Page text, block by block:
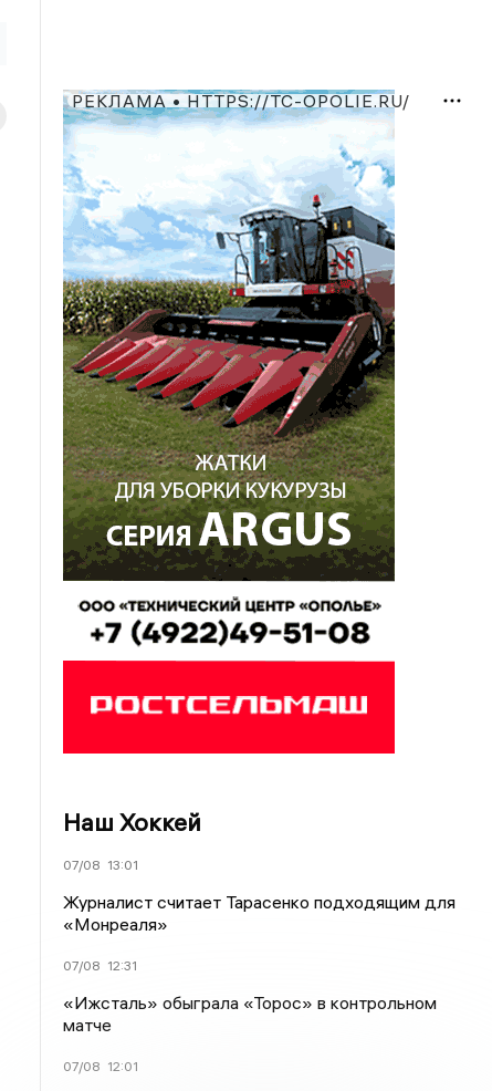
РЕКЛАМА • HTTPS://TC-OPOLIE.RU/
Наш Хоккей
07/08 13:01
Журналист считает Тарасенко подходящим для
«Монреаля»
07/08 12:31
«Ижсталь» обыграла «Торос» в контрольном
матче
07/08 12:01